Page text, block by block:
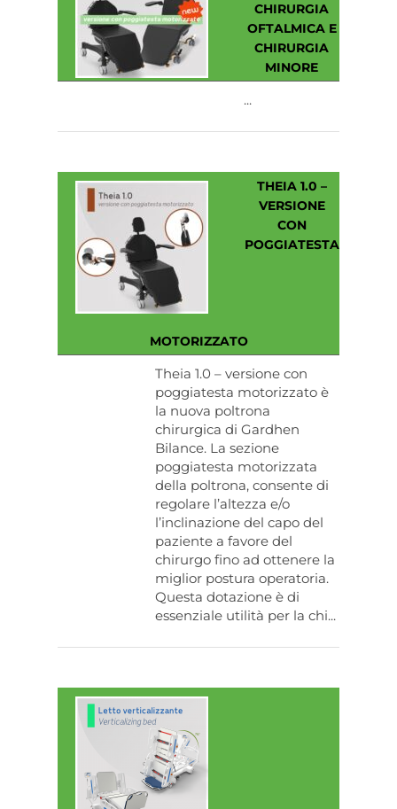
CHIRURGIA
OFTALMICA E
CHIRURGIA
MINORE
...
THEIA 1.0 –
VERSIONE
CON
POGGIATESTA
MOTORIZZATO
Theia 1.0 – versione con
poggiatesta motorizzato è
la nuova poltrona
chirurgica di Gardhen
Bilance. La sezione
poggiatesta motorizzata
della poltrona, consente di
regolare l’altezza e/o
l’inclinazione del capo del
paziente a favore del
chirurgo fino ad ottenere la
miglior postura operatoria.
Questa dotazione è di
essenziale utilità per la chi...